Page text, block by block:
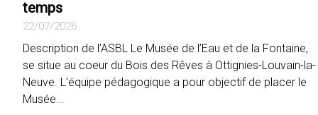
temps
22/07/2026
Description de l’ASBL Le Musée de l’Eau et de la Fontaine,
se situe au coeur du Bois des Rêves à Ottignies-Louvain-la-
Neuve. L’équipe pédagogique a pour objectif de placer le
Musée...